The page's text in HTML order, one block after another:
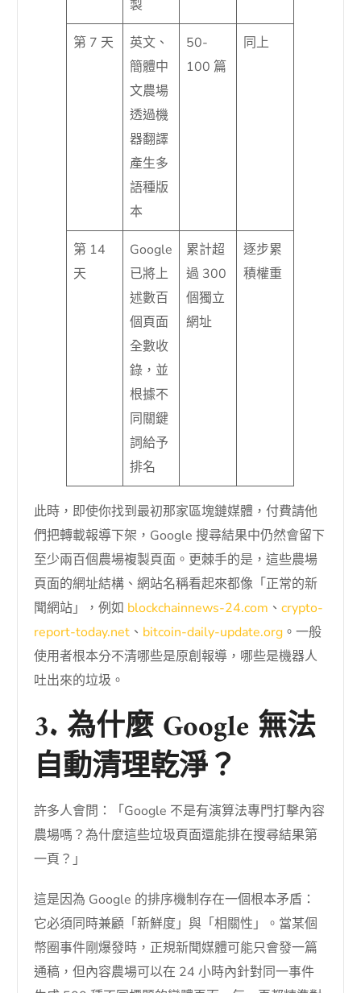
製
第 7 天
英文、
簡體中
文農場
透過機
器翻譯
產生多
語種版
本
50-
100 篇
同上
第 14
天
Google
已將上
述數百
個頁面
全數收
錄，並
根據不
同關鍵
詞給予
排名
累計超
過 300
個獨立
網址
逐步累
積權重
此時，即使你找到最初那家區塊鏈媒體，付費請他
們把轉載報導下架，Google 搜尋結果中仍然會留下
至少兩百個農場複製頁面。更棘手的是，這些農場
頁面的網址結構、網站名稱看起來都像「正常的新
聞網站」，例如 blockchainnews-24.com 、crypto-
report-today.net 、 bitcoin-daily-update.org 。一般
使用者根本分不清哪些是原創報導，哪些是機器人
吐出來的垃圾。
3. 為什麼 Google 無法
自動清理乾淨？
許多人會問：「Google 不是有演算法專門打擊內容
農場嗎？為什麼這些垃圾頁面還能排在搜尋結果第
一頁？」
這是因為 Google 的排序機制存在一個根本矛盾：
它必須同時兼顧「新鮮度」與「相關性」。當某個
幣圈事件剛爆發時，正規新聞媒體可能只會發一篇
通稿，但內容農場可以在 24 小時內針對同一事件